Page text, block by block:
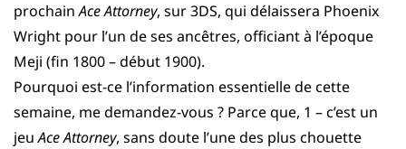
prochainAce Attorney, sur 3DS, qui délaissera Phoenix
Wright pour l’un de ses ancêtres, officiant à l’époque
Meji (fin 1800 – début 1900).
Pourquoi est-ce l’information essentielle de cette
semaine, me demandez-vous ? Parce que, 1 – c’est un
jeuAce Attorney, sans doute l’une des plus chouette